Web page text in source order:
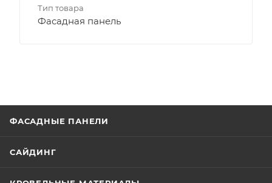
Тип товара
Фасадная панель
ФАСАДНЫЕ ПАНЕЛИ
САЙДИНГ